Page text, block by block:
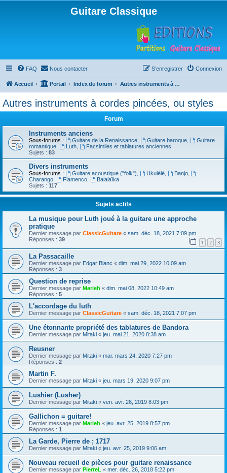
Guitare Classique
FAQ Nous contacter Connexion
S’enregistrer
Accueil Portail Index du forum Autres instruments à cordes pincées, ou styles
Autres instruments à cordes pincées, ou styles
Forum
Instruments anciens
Sous-forums : Guitare de la Renaissance, Guitare baroque,
Guitare
romantique
Luth,
Facsimiles et tablatures anciennes
Sujets : 83
Divers instruments
Sous-forums : Guitare acoustique ("folk") Ukulélé, Banjo,
Charango
Flamenco,
Balalaïka
Sujets : 117
Sujets actifs
La musique pour Luth joué à la guitare une approche
pratique
Dernier message par ClassicGuitare « sam. déc. 18, 2021 7:09 pm
Réponses : 39 1 2 3
La Passacaille
Dernier message par Edgar Blanc « dim. mai 29, 2022 10:09 am
Réponses : 3
Question de reprise
Dernier message par Marieh « dim. mai 08, 2022 10:49 am
Réponses : 5
L'accordage du luth
Dernier message par ClassicGuitare « sam. déc. 18, 2021 7:07 pm
Une étonnante propriété des tablatures de Bandora
Dernier message par Mitaki « jeu. mai 21, 2020 8:38 am
Reusner
Dernier message par Mitaki « mar. mars 24, 2020 7:27 pm
Réponses : 2
Martin F.
Dernier message par Mitaki « jeu. mars 19, 2020 9:07 pm
Lushier (Lusher)
Dernier message par Mitaki « ven. avr. 26, 2019 8:03 pm
Gallichon = guitare!
Dernier message par Marieh « jeu. avr. 25, 2019 8:57 pm
Réponses : 1
La Garde, Pierre de ; 1717
Dernier message par Mitaki « jeu. avr. 25, 2019 9:06 am
Nouveau recueil de pièces pour guitare renaissance
Dernier message par PierreL « mer. déc. 26, 2018 5:22 pm